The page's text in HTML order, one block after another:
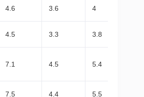
4.6 3.6 4
4.5 3.3 3.8
7.1 4.5 5.4
7.5 4.4 5.5